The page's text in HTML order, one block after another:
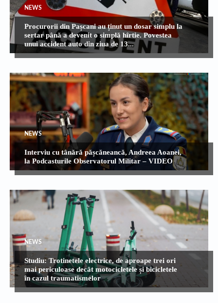
NEWS
Procurorii din Pașcani au ținut un dosar simplu la
sertar până a devenit o simplă hîrtie. Povestea
unui accident auto din ziua de 13...
NEWS
Interviu cu tânără pășcăneancă, Andreea Aoanei,
la Podcasturile Observatorul Militar – VIDEO
NEWS
Studiu: Trotinetele electrice, de aproape trei ori
mai periculoase decât motocicletele și bicicletele
în cazul traumatismelor